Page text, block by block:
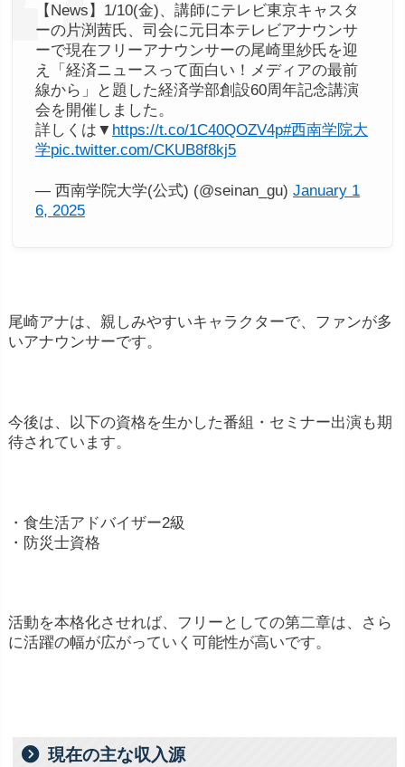
【News】1/10(金)、講師にテレビ東京キャスタ
ーの片渕茜氏、司会に元日本テレビアナウンサ
ーで現在フリーアナウンサーの尾崎里紗氏を迎
え「経済ニュースって面白い！メディアの最前
線から」と題した経済学部創設60周年記念講演
会を開催しました。
詳しくは▼ https://t.co/1C40QOZV4p#西南学院大
学pic.twitter.com/CKUB8f8kj5
— 西南学院大学(公式) (@seinan_gu) January 1
6, 2025
尾崎アナは、親しみやすいキャラクターで、ファンが多
いアナウンサーです。
今後は、以下の資格を生かした番組・セミナー出演も期
待されています。
・食生活アドバイザー2級
・防災士資格
活動を本格化させれば、フリーとしての第二章は、さら
に活躍の幅が広がっていく可能性が高いです。
現在の主な収入源